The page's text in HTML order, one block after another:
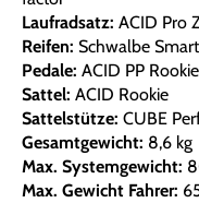
Laufradsatz: ACID Pro
Reifen: Schwalbe
Pedale: ACID PP
Sattel: ACID Rookie
Sattelstütze: CUBE
Gesamtgewicht: 8,6 kg
Max. Systemgewicht:
Max. Gewicht Fahrer: